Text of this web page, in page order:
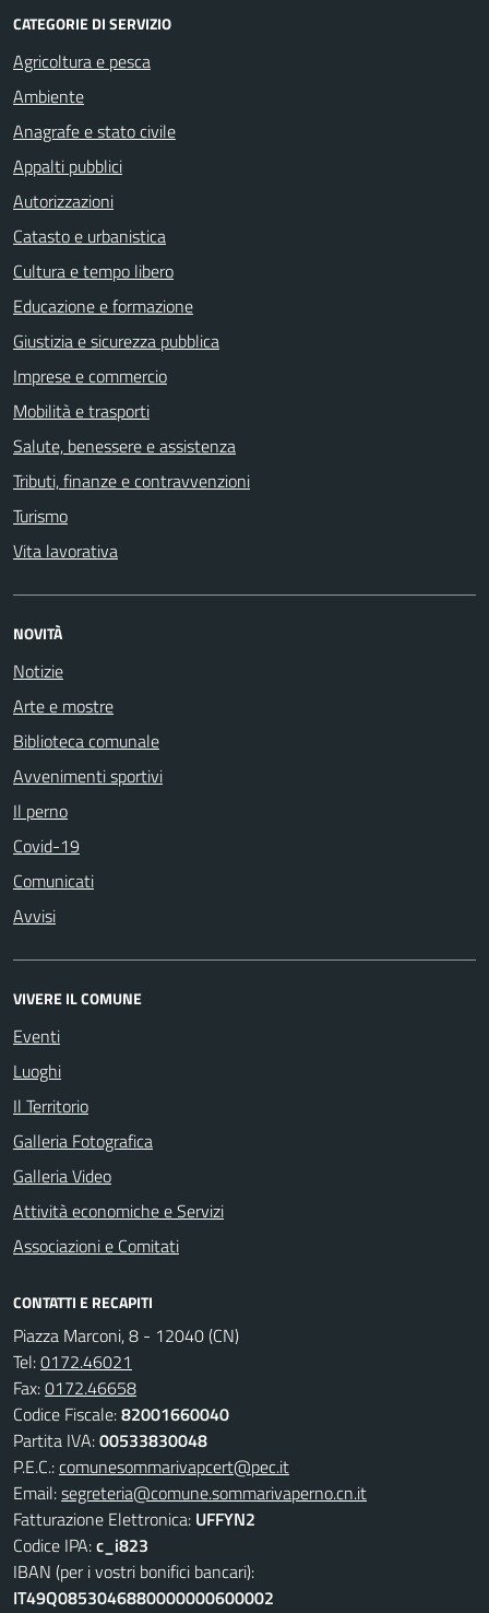
CATEGORIE DI SERVIZIO
Agricoltura e pesca
Ambiente
Anagrafe e stato civile
Appalti pubblici
Autorizzazioni
Catasto e urbanistica
Cultura e tempo libero
Educazione e formazione
Giustizia e sicurezza pubblica
Imprese e commercio
Mobilità e trasporti
Salute, benessere e assistenza
Tributi, finanze e contravvenzioni
Turismo
Vita lavorativa
NOVITÀ
Notizie
Arte e mostre
Biblioteca comunale
Avvenimenti sportivi
Il perno
Covid-19
Comunicati
Avvisi
VIVERE IL COMUNE
Eventi
Luoghi
Il Territorio
Galleria Fotografica
Galleria Video
Attività economiche e Servizi
Associazioni e Comitati
CONTATTI E RECAPITI
Piazza Marconi, 8 - 12040 (CN)
Tel:0172.46021
Fax:0172.46658
Codice Fiscale:82001660040
Partita IVA:00533830048
P.E.C.:comunesommarivapcert@pec.it
Email:segreteria@comune.sommarivaperno.cn.it
Fatturazione Elettronica: UFFYN2
Codice IPA:c_i823
IBAN (per i vostri bonifici bancari):
IT49Q0853046880000000600002